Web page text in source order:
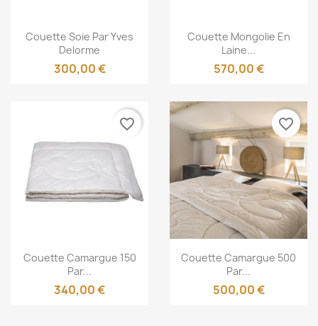
Aperçu rapide
Couette Soie Par Yves
Delorme
300,00 €
Aperçu rapide
Couette Mongolie En
Laine...
570,00 €
Aperçu rapide
Couette Camargue 150
Par...
340,00 €
favorite_border
Aperçu rapide
Couette Camargue 500
Par...
500,00 €
favorite_border